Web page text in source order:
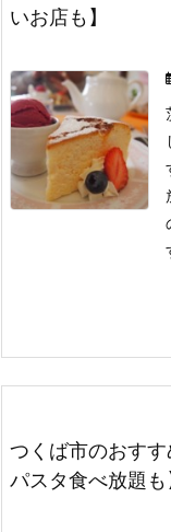
いお店も】
つくば市のおす
パスタ食べ放題も